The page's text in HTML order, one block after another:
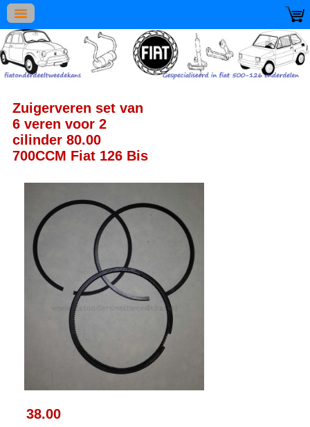
Zuigerveren set van
6 veren voor 2
cilinder 80.00
700CCM Fiat 126 Bis
38.00